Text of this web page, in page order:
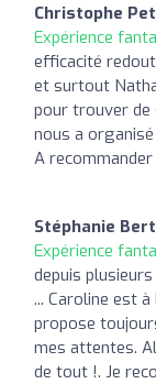
Christophe
Expérience
efficacité
et surtout
pour trouver de
nous a
A
Stéphanie
Expérience
depuis
... Caroline est
propose
mes attentes.
de tout !. Je